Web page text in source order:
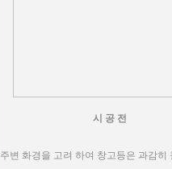
시 공 전
주변 화경을 고려 하여 창고등은 과감